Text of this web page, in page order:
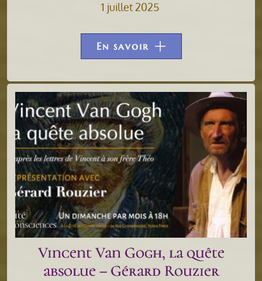
1 juillet 2025
En savoir
Vincent Van Gogh, la quête
absolue – Gérard Rouzier